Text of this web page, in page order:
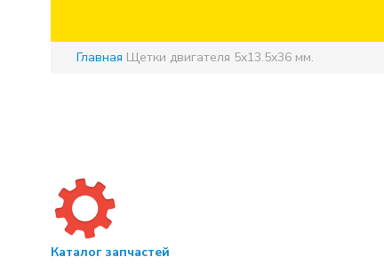
Главная Щетки двигателя 5x13.5x36 мм.
Каталог запчастей